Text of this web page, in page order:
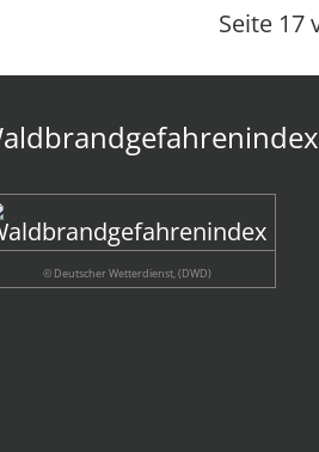
Seite 17
© Deutscher Wetterdienst, (DWD)